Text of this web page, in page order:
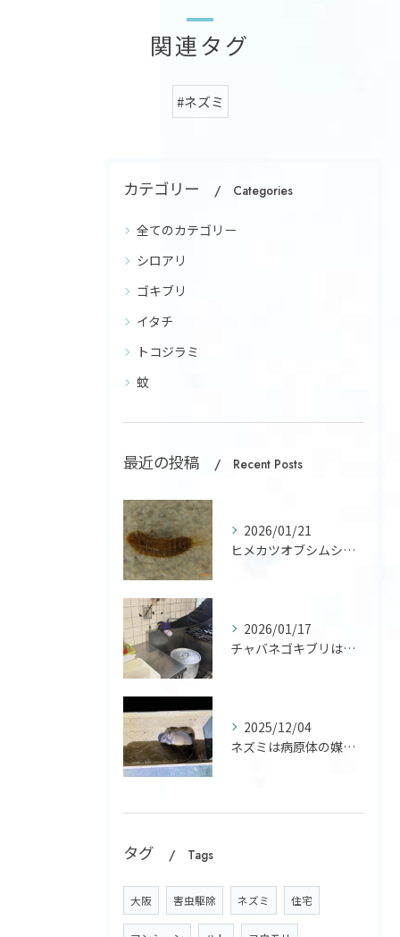
関連タグ
#ネズミ
カテゴリー Categories
全てのカテゴリー
シロアリ
ゴキブリ
イタチ
トコジラミ
蚊
最近の投稿 Recent Posts
2026/01/21
ヒメカツオブシムシの幼虫による衣類（ウール、絹など）、絨毯、...
2026/01/17
チャバネゴキブリは寒さに非常に弱く20度以下では活動が鈍り、...
2025/12/04
ネズミは病原体の媒介などの衛生面の被害や家屋に侵入し配線をか...
タグ Tags
大阪 害虫駆除 ネズミ 住宅